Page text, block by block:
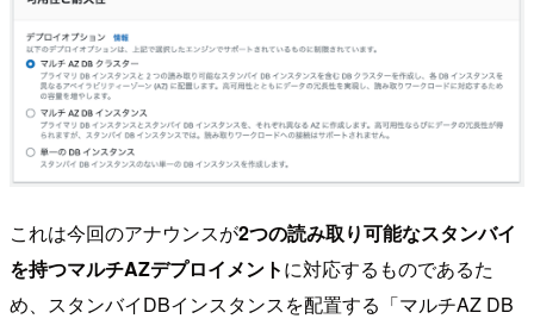
これは今回のアナウンスが2つの読み取り可能なスタンバイ
を持つマルチAZデプロイメントに対応するものであるた
め、スタンバイDBインスタンスを配置する「マルチAZ DB